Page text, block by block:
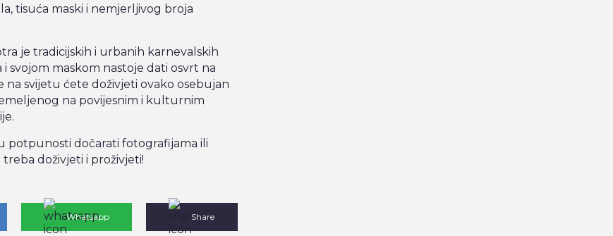
tisuća maski i nemjerljivog broja
je tradicijskih i urbanih karnevalskih
maskom nastoje dati osvrt na
svijetu ćete doživjeti ovako osebujan
na povijesnim i kulturnim
potpunosti dočarati fotografijama ili
doživjeti i proživjeti!
Whatsapp Share